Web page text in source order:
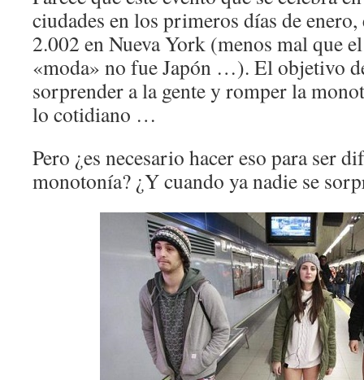
ciudades en los primeros días de enero,
2.002 en Nueva York (menos mal que
«moda» no fue Japón …). El objetivo
sorprender a la gente y romper la
lo cotidiano …
Pero ¿es necesario hacer eso para ser
monotonía? ¿Y cuando ya nadie se